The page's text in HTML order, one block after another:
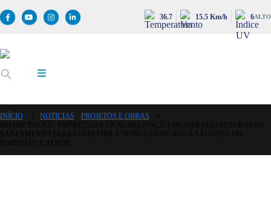
36.7 15.5 Km/h 6ALTO
INÍCIO NOTICIAS
PROJETOS E OBRAS